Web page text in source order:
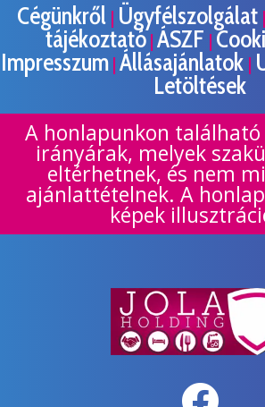
Cégünkről | Ügyfélszolgálat |
tájékoztató | ÁSZF |
Impresszum| Állásajánlatok |
Letöltések
A honlapunkon
irányárak, melyek
eltérhetnek, és nem
ajánlattételnek. A
képek